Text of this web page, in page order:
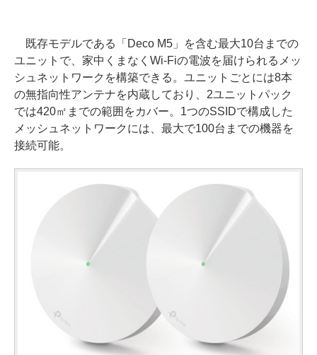
既存モデルである「Deco M5」を含む最大10台までの
ユニットで、家中くまなくWi-Fiの電波を届けられるメッ
シュネットワークを構築できる。ユニットごとには8本
の無指向性アンテナを内蔵しており、2ユニットパック
では420㎡までの範囲をカバー。1つのSSIDで構成した
メッシュネットワークには、最大で100台までの機器を
接続可能。